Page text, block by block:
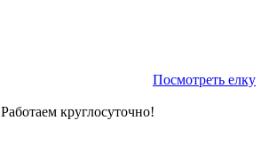
Посмотреть елку
Работаем круглосуточно!